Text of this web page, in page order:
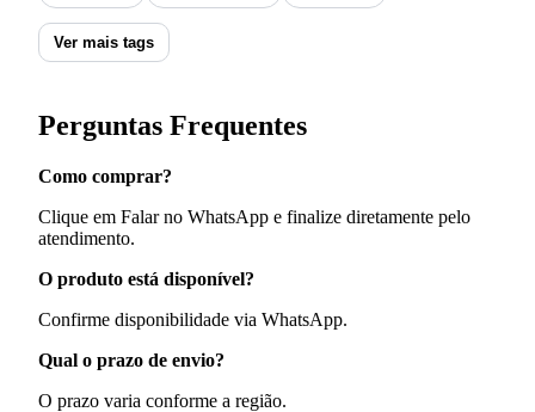
Ver mais tags
Perguntas Frequentes
Como comprar?
Clique em Falar no WhatsApp e finalize diretamente pelo
atendimento.
O produto está disponível?
Confirme disponibilidade via WhatsApp.
Qual o prazo de envio?
O prazo varia conforme a região.